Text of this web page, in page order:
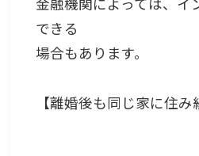
できる
場合もあります。
【離婚後も同じ家に住み